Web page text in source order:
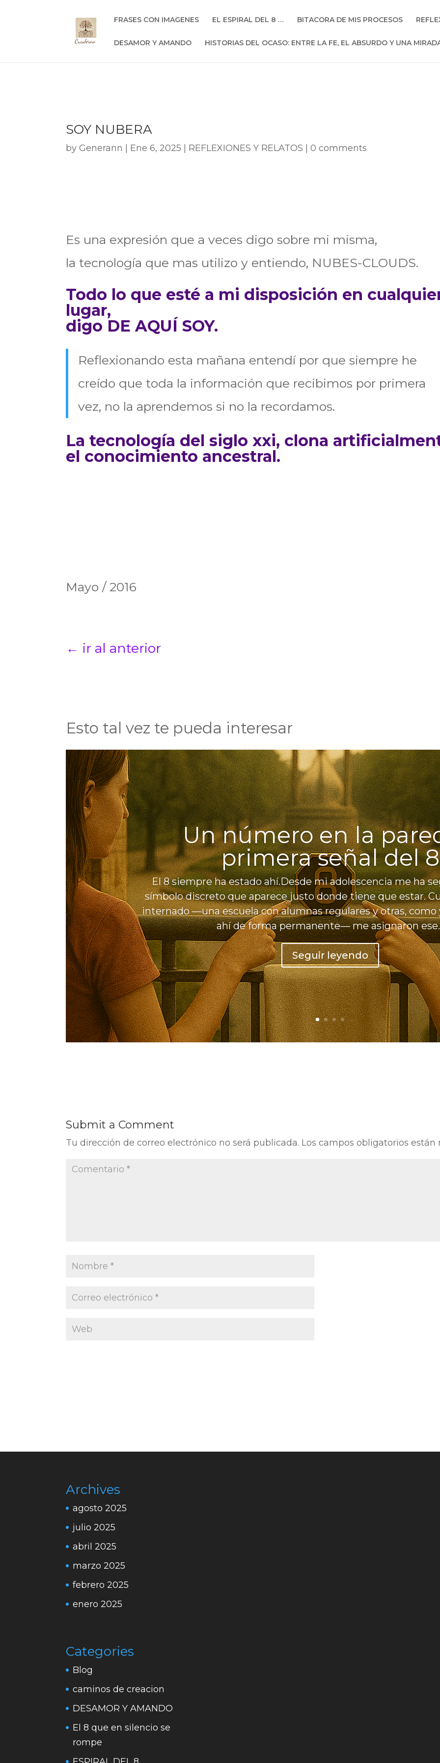
FRASES CON IMAGENES EL ESPIRAL DEL 8 … BITACORA DE MIS PROCESOS
DESAMOR Y AMANDO HISTORIAS DEL OCASO: ENTRE LA FE, EL ABSURDO Y UNA
SOY NUBERA
byGenerann | Ene 6, 2025 | REFLEXIONES Y RELATOS |0 comments
Es una expresión que a veces digo sobre mi misma,
la tecnología que mas utilizo y entiendo, NUBES-CLOUDS.
Todo lo que esté a mi disposición en
lugar,
digo DE AQUÍ SOY.
Reflexionando esta mañana entendí por que siempre he
creído que toda la información que recibimos por primera
vez, no la aprendemos si no la recordamos.
La tecnología del siglo xxi, clona
el conocimiento ancestral.
Mayo / 2016
← ir al anterior
Esto tal vez te pueda interesar
Un número en la
primera señal del 8
El 8 siempre ha estado ahí.Desde mi adolescencia me ha
símbolo discreto que aparece justo donde tiene que estar.
internado —una escuela con alumnas regulares y otras, como
ahí de forma permanente— me asignaron
Seguir leyendo
Submit a Comment
Tu dirección de correo electrónico no será publicada. Los campos obligatorios
Archives
agosto 2025
julio 2025
abril 2025
marzo 2025
febrero 2025
enero 2025
Categories
Blog
caminos de creacion
DESAMOR Y AMANDO
El 8 que en silencio se
rompe